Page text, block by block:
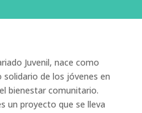
Juvenil, nace como
de los jóvenes en
bienestar comunitario.
un proyecto que se lleva